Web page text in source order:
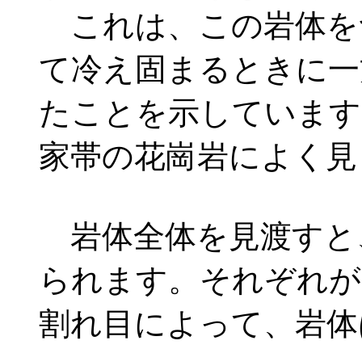
これは、この岩体
て冷え固まるときに
たことを示していま
家帯の花崗岩によく
岩体全体を見渡すと
られます。それぞれ
割れ目によって、岩